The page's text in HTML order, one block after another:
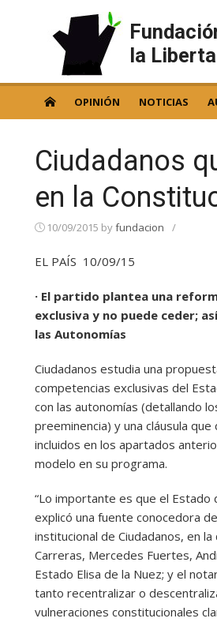
la
OPINIÓN NOTICIAS
Ciudadanos
en la
10/09/2015 byfundacion /
EL PAÍS 10/09/15
· El partido plantea una
exclusiva y no puede ceder;
las Autonomías
Ciudadanos estudia una
competencias exclusivas del
con las autonomías (detallando
preeminencia) y una cláusula
incluidos en los apartados
modelo en su programa.
“Lo importante es que el Estado
explicó una fuente conocedora
institucional de Ciudadanos, en
Carreras, Mercedes Fuertes,
Estado Elisa de la Nuez; y el
tanto recentralizar o
vulneraciones constitucionales